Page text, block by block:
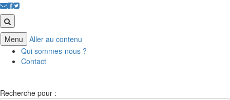
Menu
Aller au contenu
Qui sommes-nous ?
Contact
Recherche pour :